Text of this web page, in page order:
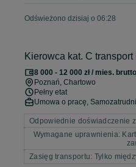
Odświeżono dzisiaj o 06:28
Kierowca kat. C
8 000 - 12 000 zł / mies. brutto
Poznań, Chartowo
Pełny etat
Umowa o pracę,
Odpowiednie doświadczenie
Wymagane uprawnienia:
Zasięg transportu: Tylko